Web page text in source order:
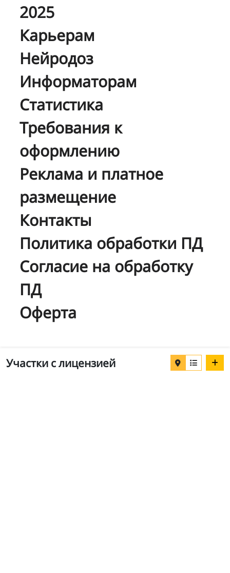
2025
Карьерам
Нейродоз
Информаторам
Статистика
Требования к
оформлению
Реклама и платное
размещение
Контакты
Политика обработки ПД
Согласие на обработку
ПД
Оферта
Участки с лицензией